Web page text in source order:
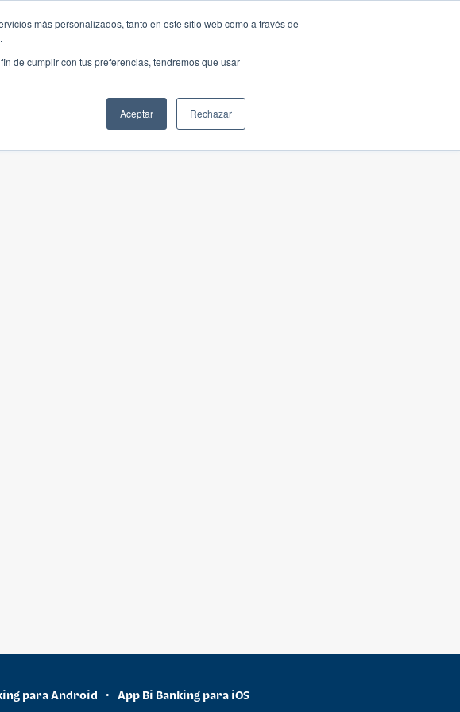
más personalizados, tanto en este sitio web como a través de
de cumplir con tus preferencias, tendremos que usar
Aceptar Rechazar
para Android • App Bi Banking para iOS